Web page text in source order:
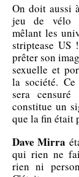
On doit aussi
jeu de vélo
mêlant les
striptease US !
prêter son
sexuelle et
la société.
sera
constitue un
que la fin était
Dave Mirra
qui rien ne
rien ni